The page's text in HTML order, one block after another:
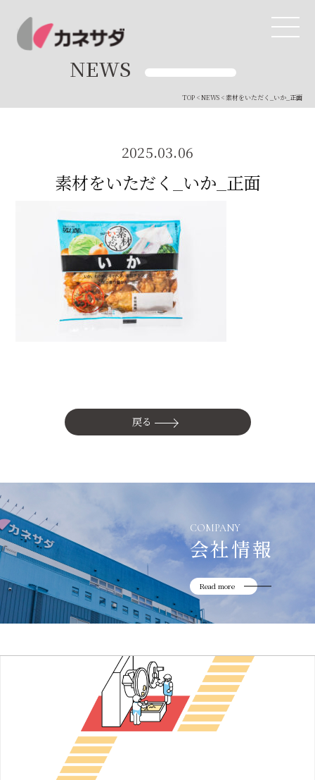
TOP
生産体制
美味しい安心
商品・開発
品質管理
直営店
かね貞の歴史
リニューアル中
NEWS
TOP<NEWS< 素材をいただく_いか_正面
2025.03.06
素材をいただく_いか_正面
戻る
COMPANY
会社情報
Read more